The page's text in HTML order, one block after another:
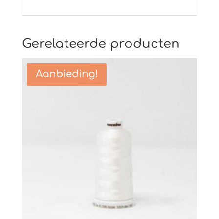
Gerelateerde producten
Aanbieding!